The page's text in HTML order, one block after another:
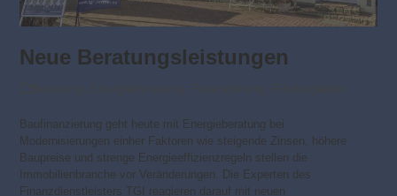
Neue Beratungsleistungen
Baufinanzierung geht heute mit Energieberatung bei
Modernisierungen einher Faktoren wie steigende Zinsen, höhere
Baupreise und strenge Energieeffizienzregeln stellen die
Immobilienbranche vor Veränderungen. Die Experten des
Finanzdienstleisters TGI reagieren darauf mit neuen